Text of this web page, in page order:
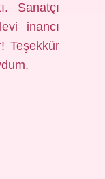
Sanatçı
inancı
Teşekkür